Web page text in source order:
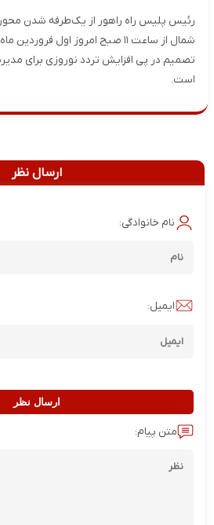
رئیس پلیس راه راهور از یک‌طرفه شدن محور
شمال از ساعت ۱۱ صبح امروز اول
تصمیم در پی افزایش تردد نوروزی برای
است.
ارسال نظر
نام خانوادگی:
ایمیل:
ارسال نظر
متن پیام: